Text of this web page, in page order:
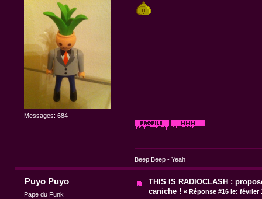
Messages: 684
Beep Beep - Yeah
Puyo Puyo
Pape du Funk
THIS IS RADIOCLASH :
caniche ! «Réponse #16 le: février